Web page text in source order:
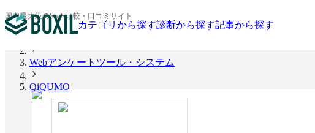
国内最大級のSaaS比較・口コミサイト
カテゴリから探す診断から探す記事から探す
Webアンケートツール・システム
QiQUMO